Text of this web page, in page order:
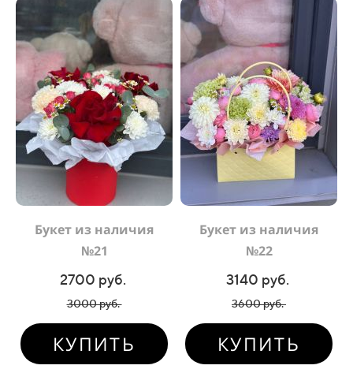
Букет из наличия
№21
2700 руб.
3000 руб.
КУПИТЬ
Букет из наличия
№22
3140 руб.
3600 руб.
КУПИТЬ